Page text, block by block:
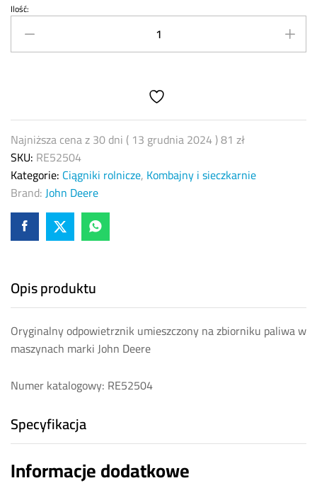
Odpowietrznik
zbiornika
paliwa
quantity
Ilość:
Najniższa cena z 30 dni ( 13 grudnia 2024)81 zł
SKU: RE52504
Kategorie: Ciągniki rolnicze, Kombajny i sieczkarnie
Brand:John Deere
Opis produktu
Oryginalny odpowietrznik umieszczony na zbiorniku paliwa w
maszynach marki John Deere
Numer katalogowy: RE52504
Specyfikacja
Informacje dodatkowe